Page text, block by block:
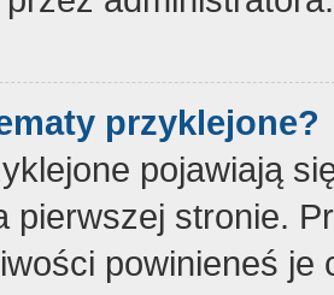
przyklejone?
pojawiają
pierwszej stronie.
powinieneś je